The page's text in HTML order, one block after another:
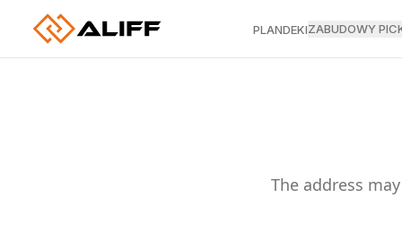
PLANDEKIZABUDOWY
The address